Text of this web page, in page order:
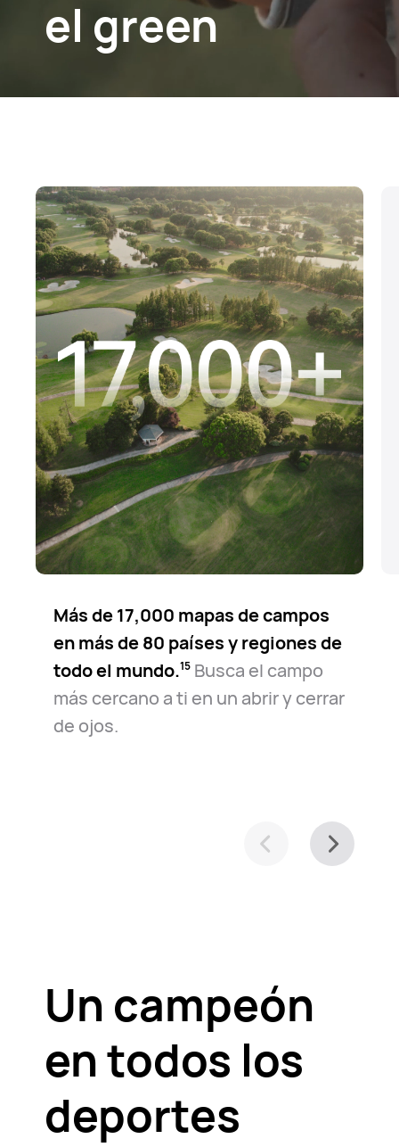
el green
Más de 17,000 mapas de campos
en más de 80 países y regiones de
todo el⁠ mundo.⁠15Busca el campo
más cercano a ti en un abrir y cerrar
de ojos.
Un campeón
en todos los
deportes